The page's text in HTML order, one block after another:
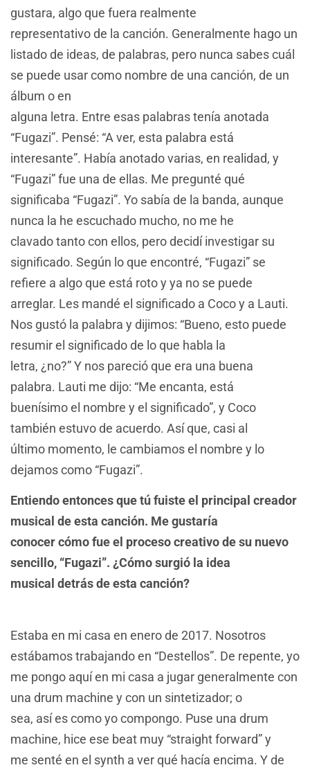
gustara, algo que fuera realmente
representativo de la canción. Generalmente hago un
listado de ideas, de palabras, pero nunca sabes cuál
se puede usar como nombre de una canción, de un
álbum o en
alguna letra. Entre esas palabras tenía anotada
“Fugazi”. Pensé: “A ver, esta palabra está
interesante”. Había anotado varias, en realidad, y
“Fugazi” fue una de ellas. Me pregunté qué
significaba “Fugazi”. Yo sabía de la banda, aunque
nunca la he escuchado mucho, no me he
clavado tanto con ellos, pero decidí investigar su
significado. Según lo que encontré, “Fugazi” se
refiere a algo que está roto y ya no se puede
arreglar. Les mandé el significado a Coco y a Lauti.
Nos gustó la palabra y dijimos: “Bueno, esto puede
resumir el significado de lo que habla la
letra, ¿no?” Y nos pareció que era una buena
palabra. Lauti me dijo: “Me encanta, está
buenísimo el nombre y el significado”, y Coco
también estuvo de acuerdo. Así que, casi al
último momento, le cambiamos el nombre y lo
dejamos como “Fugazi”.
Entiendo entonces que tú fuiste el principal creador
musical de esta canción. Me gustaría
conocer cómo fue el proceso creativo de su nuevo
sencillo, “Fugazi”. ¿Cómo surgió la idea
musical detrás de esta canción?
Estaba en mi casa en enero de 2017. Nosotros
estábamos trabajando en “Destellos”. De repente, yo
me pongo aquí en mi casa a jugar generalmente con
una drum machine y con un sintetizador; o
sea, así es como yo compongo. Puse una drum
machine, hice ese beat muy “straight forward” y
me senté en el synth a ver qué hacía encima. Y de